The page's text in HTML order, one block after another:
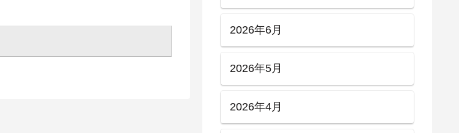
2026年6月
2026年5月
2026年4月